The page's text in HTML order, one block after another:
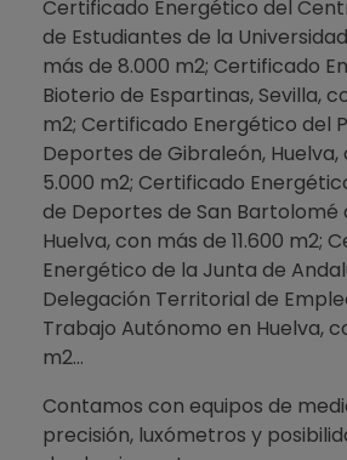
Certificado Energético del
de Estudiantes de la
más de 8.000 m2; Certificado
Bioterio de Espartinas, Sevilla,
m2; Certificado Energético del
Deportes de Gibraleón, Huelva,
5.000 m2; Certificado
de Deportes de San Bartolomé
Huelva, con más de 11.600 m2;
Energético de la Junta de
Delegación Territorial de
Trabajo Autónomo en Huelva,
m2…
Contamos con equipos de
precisión, luxómetros y